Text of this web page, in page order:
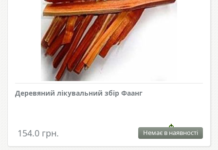
Деревяний лікувальний збір Фаанг
154.0 грн. Немає в наявності